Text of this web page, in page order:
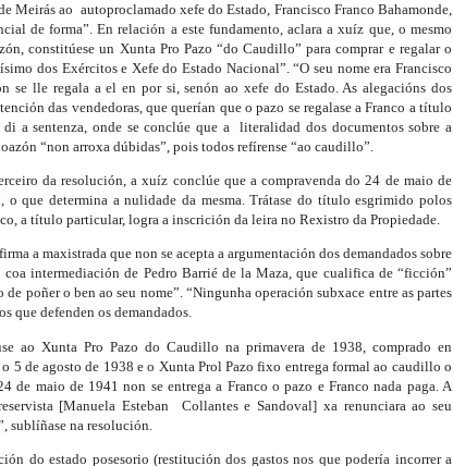
Meirás ao autoproclamado xefe do Estado, Francisco Franco Bahamonde,
de forma”. En relación a este fundamento, aclara a xuíz que, o mesmo
constitúese un Xunta Pro Pazo “do Caudillo” para comprar e regalar o
dos Exércitos e Xefe do Estado Nacional”. “O seu nome era Francisco
se lle regala a el en por si, senón ao xefe do Estado. As alegacións dos
das vendedoras, que querían que o pazo se regalase a Franco a título
di a sentenza, onde se conclúe que a literalidad dos documentos sobre a
“non arroxa dúbidas”, pois todos refírense “ao caudillo”.
da resolución, a xuíz conclúe que a compravenda do 24 de maio de
o que determina a nulidade da mesma. Trátase do título esgrimido polos
a título particular, logra a inscrición da leira no Rexistro da Propiedade.
a maxistrada que non se acepta a argumentación dos demandados sobre
coa intermediación de Pedro Barrié de la Maza, que cualifica de “ficción”
poñer o ben ao seu nome”. “Ningunha operación subxace entre as partes
que defenden os demandados.
ao Xunta Pro Pazo do Caudillo na primavera de 1938, comprado en
5 de agosto de 1938 e o Xunta Prol Pazo fixo entrega formal ao caudillo o
de maio de 1941 non se entrega a Franco o pazo e Franco nada paga. A
[Manuela Esteban Collantes e Sandoval] xa renunciara ao seu
sublíñase na resolución.
do estado posesorio (restitución dos gastos nos que podería incorrer a